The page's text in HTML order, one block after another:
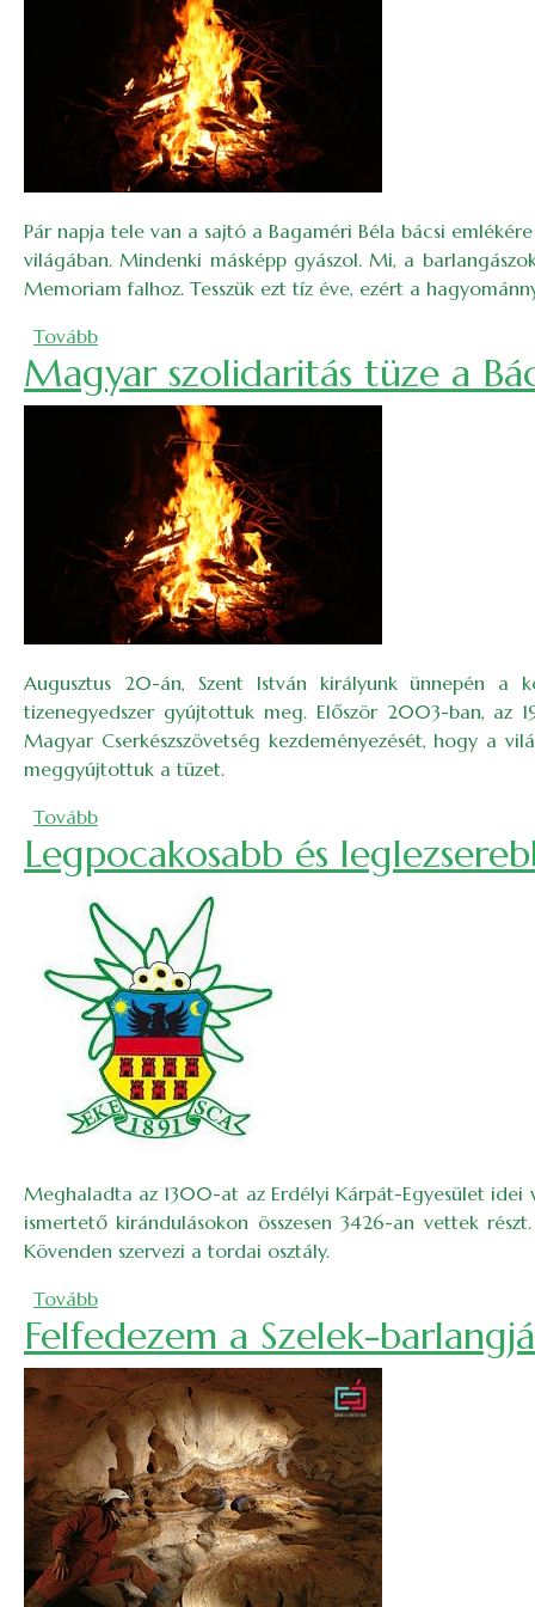
Pár napja tele van a sajtó a Bagaméri Béla bácsi
világában. Min­denki másképp gyászol. Mi, a
Memoriam falhoz. Tesszük ezt tíz éve, ezért a
Tovább(Elvittük a lángot – Béla bácsi utolsó levele)
Magyar szolidaritás tüze a
Augusztus 20-án, Szent István királyunk ünnepén a
tizenegyedszer gyújtottuk meg. Először 2003-ban, az
Magyar Cserkészszövetség kezdeményezését, hogy a
meggyújtottuk a tüzet.
Tovább(Magyar szolidaritás tüze a Bácsi-torokban)
Legpocakosabb és
Meghaladta az 1300-at az Erdélyi Kárpát-Egyesület idei
ismertető kirándulásokon összesen 3426-an vettek
Kövenden szervezi a tordai osztály.
Tovább(Legpocakosabb és leglezserebb díjak az EKE
Felfedezem a Szelek-